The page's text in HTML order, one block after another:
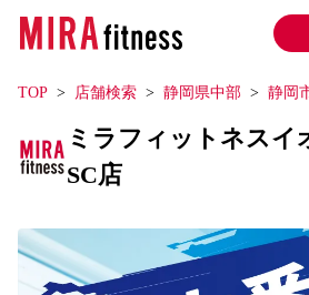
TOP 店舗検索 静岡県中部 静岡
ミラフィットネスイ
SC店